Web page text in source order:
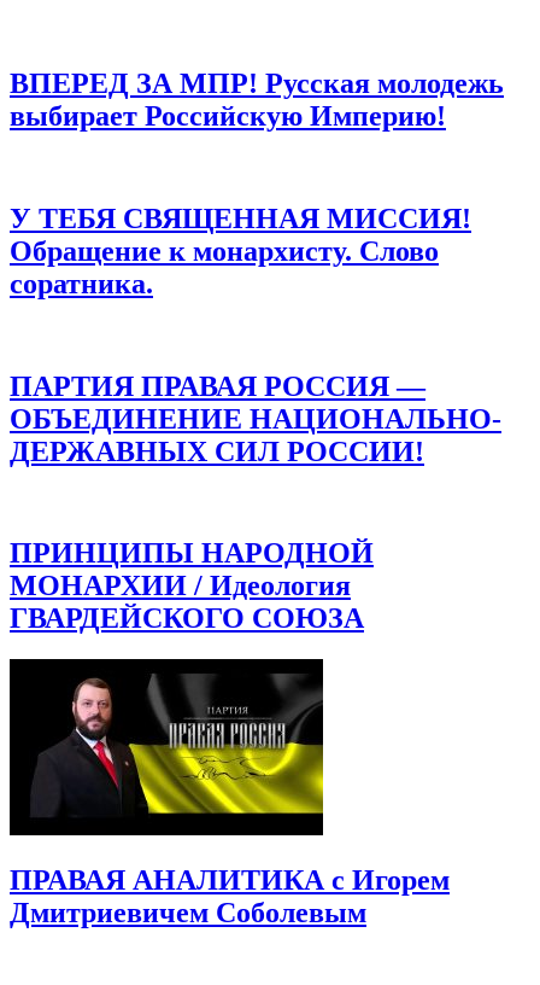
ВПЕРЕД ЗА МПР! Русская молодежь
выбирает Российскую Империю!
У ТЕБЯ СВЯЩЕННАЯ МИССИЯ!
Обращение к монархисту. Слово
соратника.
ПАРТИЯ ПРАВАЯ РОССИЯ —
ОБЪЕДИНЕНИЕ НАЦИОНАЛЬНО-
ДЕРЖАВНЫХ СИЛ РОССИИ!
ПРИНЦИПЫ НАРОДНОЙ
МОНАРХИИ / Идеология
ГВАРДЕЙСКОГО СОЮЗА
ПРАВАЯ АНАЛИТИКА с Игорем
Дмитриевичем Соболевым